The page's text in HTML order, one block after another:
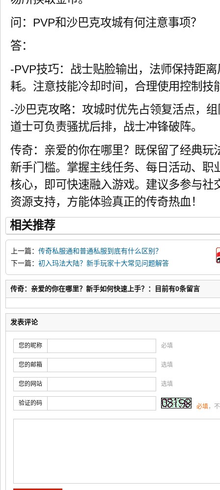
问：PVP和沙巴克攻城有何注意事项？
答：
-PVP技巧：战士贴脸输出，法师保持距
耗。注意技能冷却时间，合理使用控制技
-沙巴克攻略：攻城时优先占领复活点，
道士可负责骚扰后排，战士冲锋破阵。
传奇：亲爱的你在哪里？既保留了经典玩
新手门槛。掌握主线任务、每日活动、职
核心，即可快速融入游戏。建议多参与社
资源支持，方能体验真正的传奇热血！
相关推荐
上一篇： 传奇私服通和普通私服到底有什么区别？
下一篇： 初入玛法大陆？新手玩家十大常见问题解答
传奇：亲爱的你在哪里？新手如何快速上手？：目前有0条留言
发表评论
您的昵称 必填
您的邮箱 选填
您的网站 选填
验证的码 必填，